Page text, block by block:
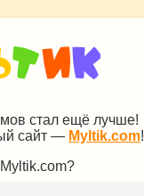
стал ещё лучше!
сайт — Myltik.com!